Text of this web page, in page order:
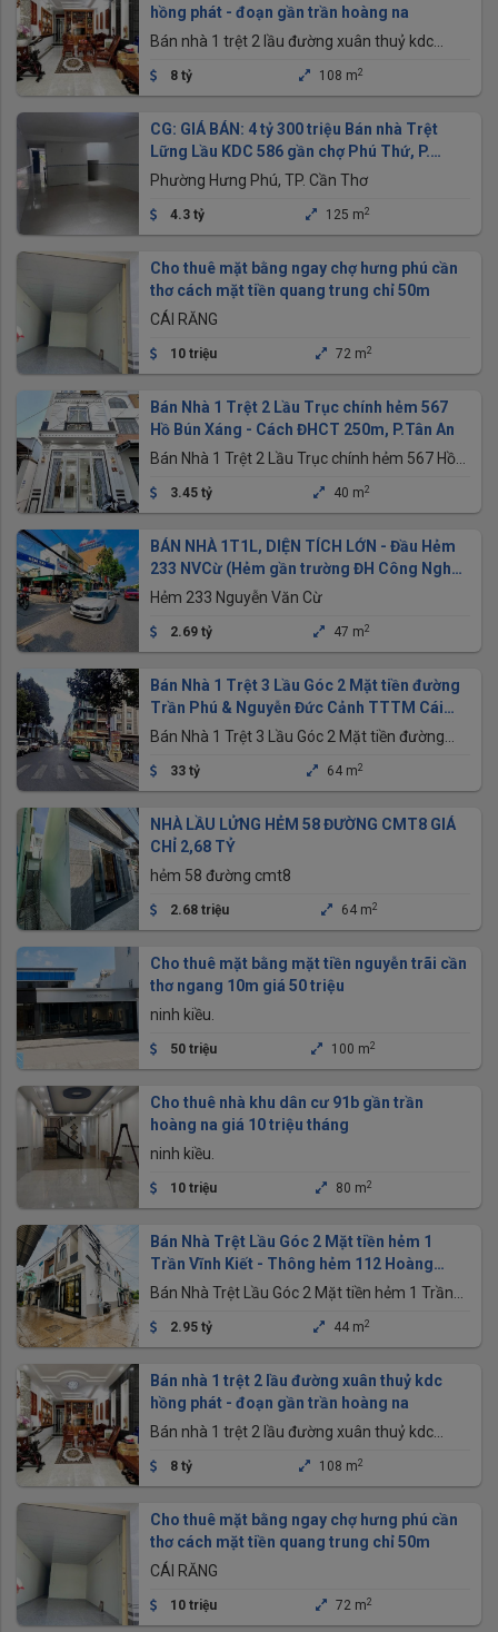
hồng phát - đoạn gần trần hoàng na
Bán nhà 1 trệt 2 lầu đường xuân thuỷ kdc
8 tỷ 108 m2
CG: GIÁ BÁN: 4 tỷ 300 triệu Bán nhà Trệt
Lững Lầu KDC 586 gần chợ Phú Thứ, P.
Hưng Phú, Tp Cần Thơ
Phường Hưng Phú, TP. Cần Thơ
4.3 tỷ 125 m2
Cho thuê mặt bằng ngay chợ hưng phú cần
thơ cách mặt tiền quang trung chỉ 50m
CÁI RĂNG
10 triệu 72 m2
Bán Nhà 1 Trệt 2 Lầu Trục chính hẻm 567
Hồ Bún Xáng - Cách ĐHCT 250m, P.Tân An
Bán Nhà 1 Trệt 2 Lầu Trục chính hẻm 567 Hồ
3.45 tỷ 40 m2
BÁN NHÀ 1T1L, DIỆN TÍCH LỚN - Đầu Hẻm
233 NVCừ (Hẻm gần trường ĐH Công Nghệ -
Kỹ Thuật)
Hẻm 233 Nguyễn Văn Cừ
2.69 tỷ 47 m2
Bán Nhà 1 Trệt 3 Lầu Góc 2 Mặt tiền đường
Trần Phú & Nguyễn Đức Cảnh TTTM Cái
Khế
Bán Nhà 1 Trệt 3 Lầu Góc 2 Mặt tiền đường
33 tỷ 64 m2
NHÀ LẦU LỬNG HẺM 58 ĐƯỜNG CMT8 GIÁ
CHỈ 2,68 TỶ
hẻm 58 đường cmt8
2.68 triệu 64 m2
Cho thuê mặt bằng mặt tiền nguyễn trãi cần
thơ ngang 10m giá 50 triệu
ninh kiều.
50 triệu 100 m2
Cho thuê nhà khu dân cư 91b gần trần
hoàng na giá 10 triệu tháng
ninh kiều.
10 triệu 80 m2
Bán Nhà Trệt Lầu Góc 2 Mặt tiền hẻm 1
Trần Vĩnh Kiết - Thông hẻm 112 Hoàng
Quốc Việt
Bán Nhà Trệt Lầu Góc 2 Mặt tiền hẻm 1 Trần
Gần Chợ An Bình, trường học Các Cấp
2.95 tỷ 44 m2
Bán nhà 1 trệt 2 lầu đường xuân thuỷ kdc
hồng phát - đoạn gần trần hoàng na
Bán nhà 1 trệt 2 lầu đường xuân thuỷ kdc
8 tỷ 108 m2
Cho thuê mặt bằng ngay chợ hưng phú cần
thơ cách mặt tiền quang trung chỉ 50m
CÁI RĂNG
10 triệu 72 m2